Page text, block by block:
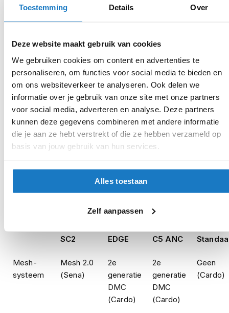
Toestemming Details Over
Deze website maakt gebruik van cookies
We gebruiken cookies om content en advertenties te
personaliseren, om functies voor social media te bieden en
om ons websiteverkeer te analyseren. Ook delen we
informatie over je gebruik van onze site met onze partners
voor social media, adverteren en analyse. Deze partners
kunnen deze gegevens combineren met andere informatie
die je aan ze hebt verstrekt of die ze hebben verzameld op
basis van jouw gebruik van hun services.
Alles toestaan
Zelf aanpassen
e
e
m
B
x
e
e
Zo werkt Reserveren & Passen
Voeg het product toe aan je winkelwagen en klik op "Ik
ga bestellen".
Selecteer je winkel bij "Vrijblijvende winkelreservering"
en rond je bestelling af.
Seintje ontvangen via e-mail? Kom je artikelen passen in
de winkel.
Alles naar tevredenheid? Betaal in de winkel.
Alles over Reserveren & Passen
Vergelijking Schuberth communicatiesystemen
SC2
EDGE
SC
C5 ANC
Mesh-
systeem
Mesh 2.0
(Sena)
2e
generatie
DMC
(Cardo)
2e
generatie
DMC
(Cardo)
Geen
(Cardo)